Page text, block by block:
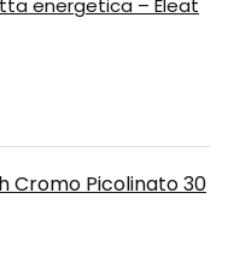
energetica – Eleat
Cromo Picolinato 30